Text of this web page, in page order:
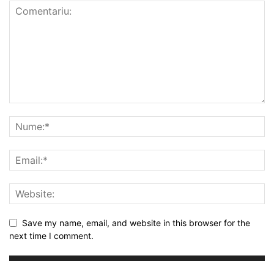
Save my name, email, and website in this browser for the
next time I comment.